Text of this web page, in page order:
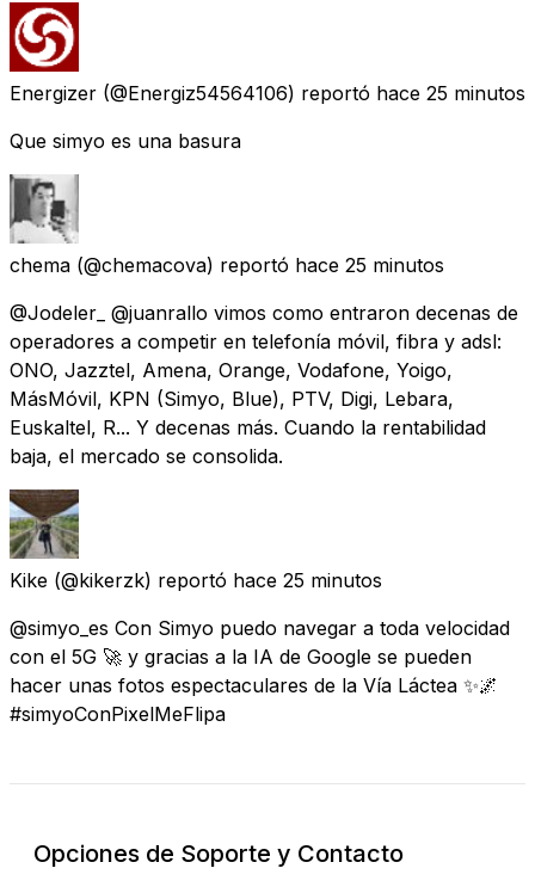
Energizer (@Energiz54564106) reportó hace 25 minutos
Que simyo es una basura
chema (@chemacova) reportó hace 25 minutos
@Jodeler_ @juanrallo vimos como entraron decenas de
operadores a competir en telefonía móvil, fibra y adsl:
ONO, Jazztel, Amena, Orange, Vodafone, Yoigo,
MásMóvil, KPN (Simyo, Blue), PTV, Digi, Lebara,
Euskaltel, R... Y decenas más. Cuando la rentabilidad
baja, el mercado se consolida.
Kike (@kikerzk) reportó hace 25 minutos
@simyo_es Con Simyo puedo navegar a toda velocidad
con el 5G 🚀 y gracias a la IA de Google se pueden
hacer unas fotos espectaculares de la Vía Láctea ✨🌌
#simyoConPixelMeFlipa
Opciones de Soporte y Contacto